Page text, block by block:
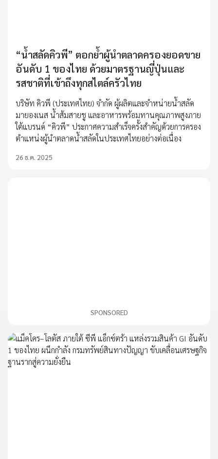
“น้ำสลัดคิวพี” ตอกย้ำผู้นำตลาดครองยอดขาย
อันดับ 1 ของไทย ด้วยมาตรฐานญี่ปุ่นและ
รสชาติที่เข้าถึงทุกสไตล์ครัวไทย
บริษัท คิวพี (ประเทศไทย) จำกัด ผู้ผลิตและจำหน่ายน้ำสลัด
มายองเนส น้ำส้มสายชู และอาหารพร้อมทานคุณภาพสูงภาย
ใต้แบรนด์ “คิวพี” ประกาศความสำเร็จครั้งสำคัญด้วยการครอง
ตำแหน่งผู้นำตลาดน้ำสลัดในประเทศไทยอย่างต่อเนื่อง
26 ธ.ค. 2025
SPONSORED